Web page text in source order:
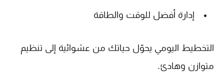
إدارة أفضل للوقت والطاقة
التخطيط اليومي يحوّل حياتك من عشوائية إلى تنظيم
متوازن وهادئ.